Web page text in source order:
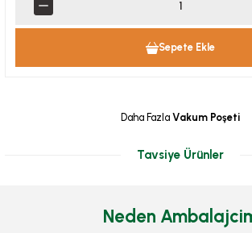
Sepete Ekle
Daha Fazla Vakum Poşeti
Tavsiye Ürünler
Neden